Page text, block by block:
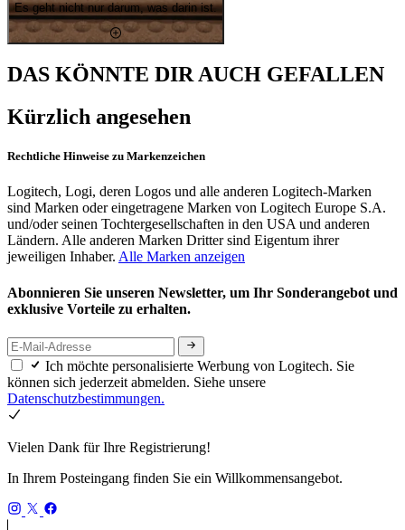
Es geht nicht nur darum, was darin ist.
DAS KÖNNTE DIR AUCH GEFALLEN
Kürzlich angesehen
Rechtliche Hinweise zu Markenzeichen
Logitech, Logi, deren Logos und alle anderen Logitech-Marken
sind Marken oder eingetragene Marken von Logitech Europe S.A.
und/oder seinen Tochtergesellschaften in den USA und anderen
Ländern. Alle anderen Marken Dritter sind Eigentum ihrer
jeweiligen Inhaber. Alle Marken anzeigen
Abonnieren Sie unseren Newsletter, um Ihr Sonderangebot und
exklusive Vorteile zu erhalten.
Ich möchte personalisierte Werbung von Logitech. Sie
können sich jederzeit abmelden. Siehe unsere
Datenschutzbestimmungen.
Vielen Dank für Ihre Registrierung!
In Ihrem Posteingang finden Sie ein Willkommensangebot.